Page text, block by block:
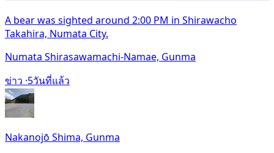
A bear was sighted around 2:00 PM in Shirawacho
Takahira, Numata City.
Numata Shirasawamachi-Namae, Gunma
ข่าว ·5วันที่แล้ว
Nakanojō Shima, Gunma